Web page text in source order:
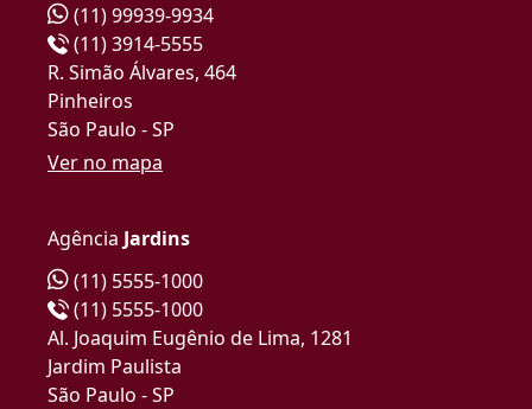
(11) 99939-9934
(11) 3914-5555
R. Simão Álvares, 464
Pinheiros
São Paulo - SP
Ver no mapa
Agência Jardins
(11) 5555-1000
(11) 5555-1000
Al. Joaquim Eugênio de Lima, 1281
Jardim Paulista
São Paulo - SP